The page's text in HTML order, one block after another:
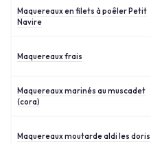
Maquereaux en filets à poêler Petit
Navire
Maquereaux frais
Maquereaux marinés au muscadet
(cora)
Maquereaux moutarde aldi les doris